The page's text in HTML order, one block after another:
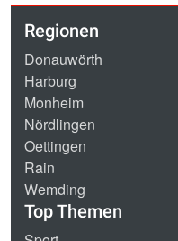
Regionen
Donauwörth
Harburg
Monheim
Nördlingen
Oettingen
Rain
Wemding
Top Themen